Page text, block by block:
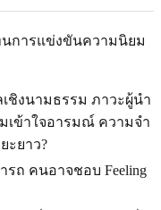
การแข่งขันความนิยม
ชิงนามธรรม ภาวะผู้นำ
เข้าใจอารมณ์ ความจำ
ะยาว?
ถ คนอาจชอบ Feeling